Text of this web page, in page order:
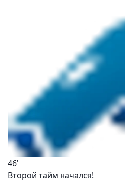
46'
Второй тайм начался!